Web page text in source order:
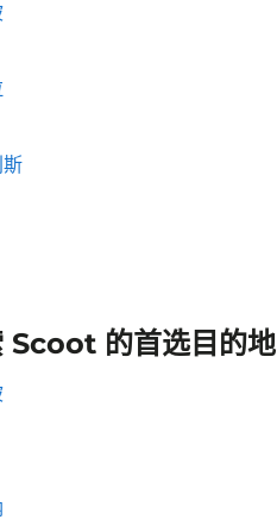
斯
Scoot 的首选目的地